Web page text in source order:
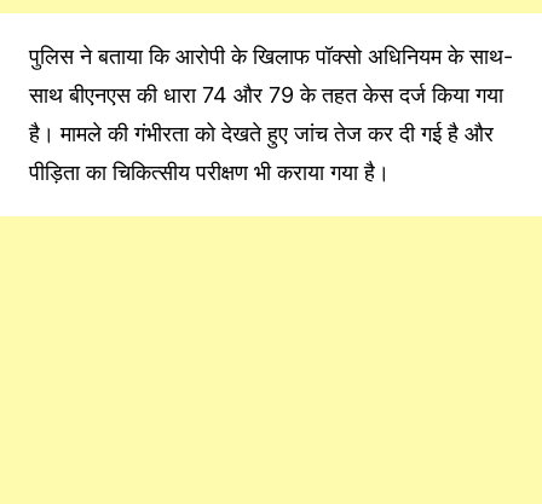
पुलिस ने बताया कि आरोपी के खिलाफ पॉक्सो अधिनियम के साथ-
साथ बीएनएस की धारा 74 और 79 के तहत केस दर्ज किया गया
है। मामले की गंभीरता को देखते हुए जांच तेज कर दी गई है और
पीड़िता का चिकित्सीय परीक्षण भी कराया गया है।